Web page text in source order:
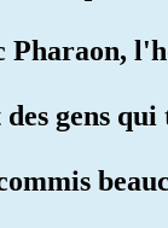
Pharaon,
gens